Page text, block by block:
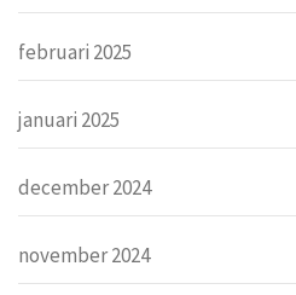
februari 2025
januari 2025
december 2024
november 2024